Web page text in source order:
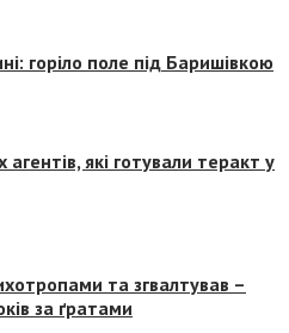
горіло поле під Баришівкою
які готували теракт у
та згвалтував –
за ґратами